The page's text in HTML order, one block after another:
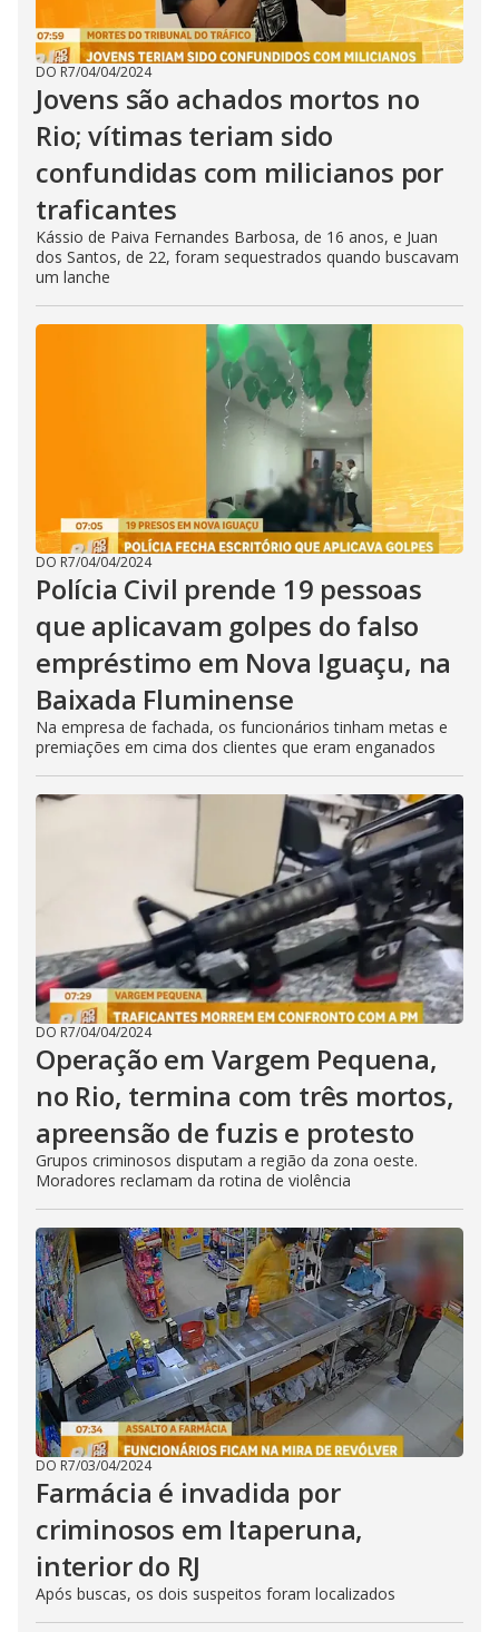
DO R7/04/04/2024
Jovens são achados mortos no
Rio; vítimas teriam sido
confundidas com milicianos por
traficantes
Kássio de Paiva Fernandes Barbosa, de 16 anos, e Juan
dos Santos, de 22, foram sequestrados quando buscavam
um lanche
DO R7/04/04/2024
Polícia Civil prende 19 pessoas
que aplicavam golpes do falso
empréstimo em Nova Iguaçu, na
Baixada Fluminense
Na empresa de fachada, os funcionários tinham metas e
premiações em cima dos clientes que eram enganados
DO R7/04/04/2024
Operação em Vargem Pequena,
no Rio, termina com três mortos,
apreensão de fuzis e protesto
Grupos criminosos disputam a região da zona oeste.
Moradores reclamam da rotina de violência
DO R7/03/04/2024
Farmácia é invadida por
criminosos em Itaperuna,
interior do RJ
Após buscas, os dois suspeitos foram localizados